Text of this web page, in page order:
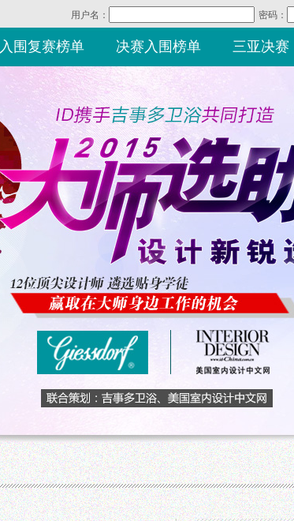
用户名： 密码：
入围复赛榜单 决赛入围榜单 三亚决赛